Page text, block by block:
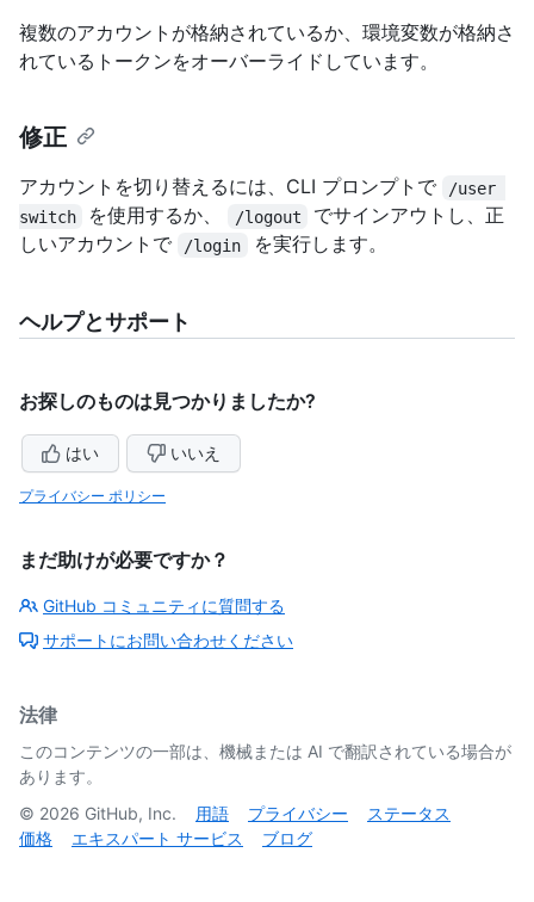
複数のアカウントが格納されているか、環境変数が格納さ
れているトークンをオーバーライドしています。
修正
アカウントを切り替えるには、CLI プロンプトで
/user
switch
を使用するか、 /logout
でサインアウトし、正
しいアカウントで
/login を実行します。
ヘルプとサポート
お探しのものは見つかりましたか?
はい いいえ
プライバシー ポリシー
まだ助けが必要ですか？
GitHub コミュニティに質問する
サポートにお問い合わせください
法律
このコンテンツの一部は、機械または AI で翻訳されている場合が
あります。
© 2026 GitHub, Inc. 用語 プライバシー
ステータス
価格
エキスパート サービス ブログ